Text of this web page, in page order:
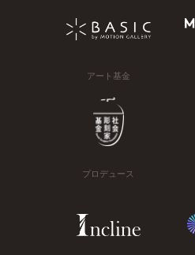
アート基金
プロデュース